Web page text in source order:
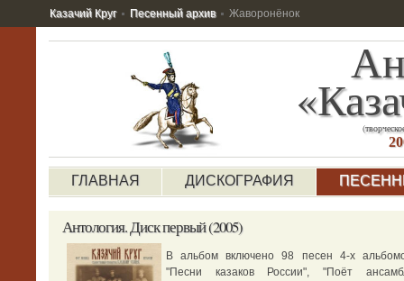
Казачий Круг Песенный архив Жаворонёнок
ГЛАВНАЯ ДИСКОГРАФИЯ
Антология.Диск первый (2005)
В альбом включено 98 песен 4-х
"Песни казаков России", "Поёт